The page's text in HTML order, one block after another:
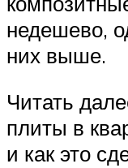
недешево,
них выше.
Читать
плиты в
и как это